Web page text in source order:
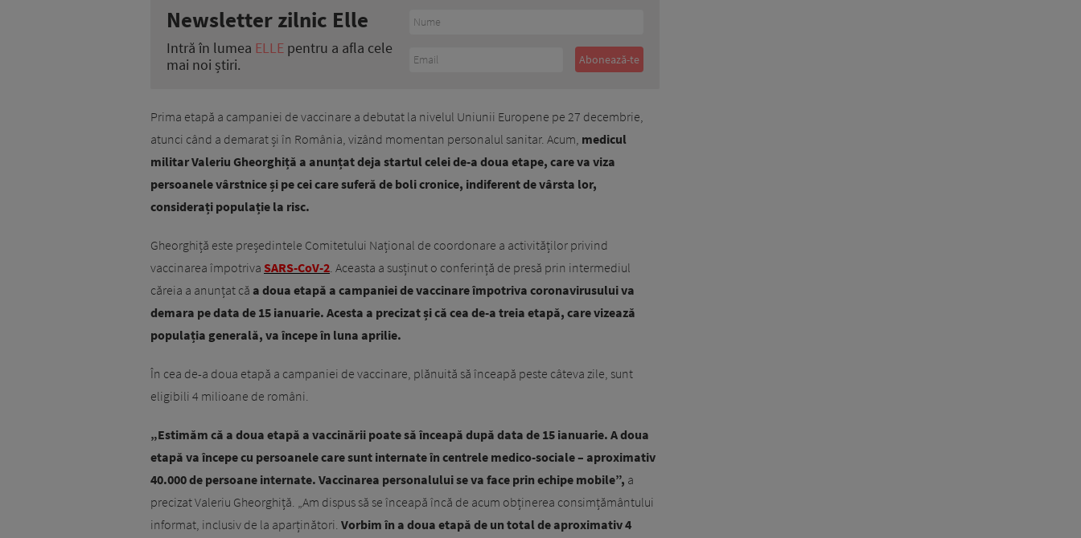
Newsletter zilnic Elle
Intră în lumea ELLE pentru a afla cele
mai noi știri.
Prima etapă a campaniei de vaccinare a debutat la nivelul Uniunii Europene pe 27 decembrie,
atunci când a demarat și în România, vizând momentan personalul sanitar. Acum, medicul
militar Valeriu Gheorghiță a anunțat deja startul celei de-a doua etape, care va viza
persoanele vârstnice și pe cei care suferă de boli cronice, indiferent de vârsta lor,
considerați populație la risc.
Gheorghiță este președintele Comitetului Național de coordonare a activităților privind
vaccinarea împotriva SARS-CoV-2. Aceasta a susținut o conferință de presă prin intermediul
căreia a anunțat că a doua etapă a campaniei de vaccinare împotriva coronavirusului va
demara pe data de 15 ianuarie. Acesta a precizat și că cea de-a treia etapă, care vizează
populația generală, va începe în luna aprilie.
În cea de-a doua etapă a campaniei de vaccinare, plănuită să înceapă peste câteva zile, sunt
eligibili 4 milioane de români.
„Estimăm că a doua etapă a vaccinării poate să înceapă după data de 15 ianuarie. A doua
etapă va începe cu persoanele care sunt internate în centrele medico-sociale – aproximativ
40.000 de persoane internate. Vaccinarea personalului se va face prin echipe mobile”, a
precizat Valeriu Gheorghiță. „Am dispus să se înceapă încă de acum obținerea consimțământului
informat, inclusiv de la aparținători. Vorbim în a doua etapă de un total de aproximativ 4